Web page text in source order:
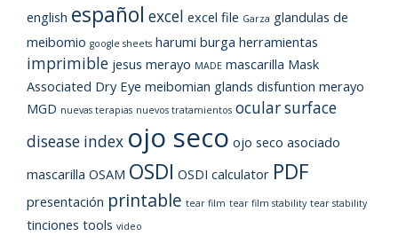
english español excel excel file Garza glandulas de
meibomio google sheets harumi burga herramientas
imprimible jesus merayo MADE mascarilla Mask
Associated Dry Eye meibomian glands disfuntion merayo
MGD nuevas terapias nuevos tratamientos ocular surface
disease index ojo seco ojo seco asociado
mascarilla OSAM OSDI OSDI calculator PDF
presentación printable tear film tear film stability tear stability
tinciones tools video